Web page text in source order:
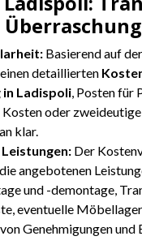
Basierend auf
detaillierten
in Ladispoli, Posten für
oder
klar.
Der
angebotenen
und -demontage,
eventuelle
Genehmigungen und